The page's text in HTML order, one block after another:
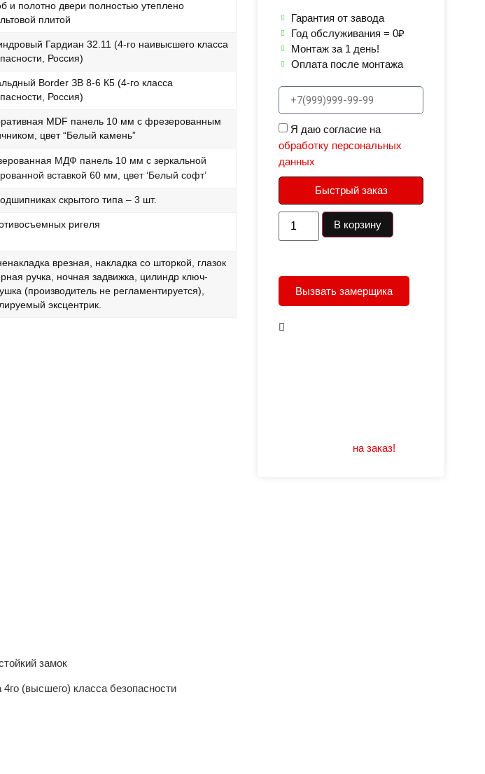
и полотно двери полностью утеплено
плитой
Гардиан 32.11 (4-го наивысшего класса
Россия)
Border ЗВ 8-6 К5 (4-го класса
Россия)
MDF панель 10 мм с фрезерованным
цвет “Белый камень”
МДФ панель 10 мм с зеркальной
вставкой 60 мм, цвет ‘Белый софт’
скрытого типа – 3 шт.
ригеля
врезная, накладка со шторкой, глазок
ручка, ночная задвижка, цилиндр ключ-
(производитель не регламентируется),
эксцентрик.
Гарантия от завода
Год обслуживания = 0₽
Монтаж за 1 день!
Оплата после монтажа
Я даю согласие на
обработку персональных
данных
Быстрый заказ
В корзину
Вызвать замерщика
на заказ!
замок
(высшего) класса безопасности